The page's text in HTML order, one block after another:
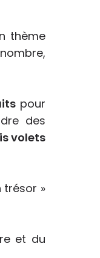
thème
pour
des
volets
trésor »
et du